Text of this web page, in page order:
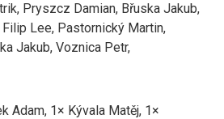
Pryszcz Damian, Břuska Jakub,
Lee, Pastornický Martin,
Jakub, Voznica Petr,
Adam, 1× Kývala Matěj, 1×